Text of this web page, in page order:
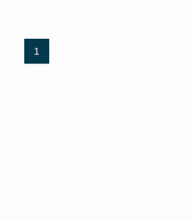
1